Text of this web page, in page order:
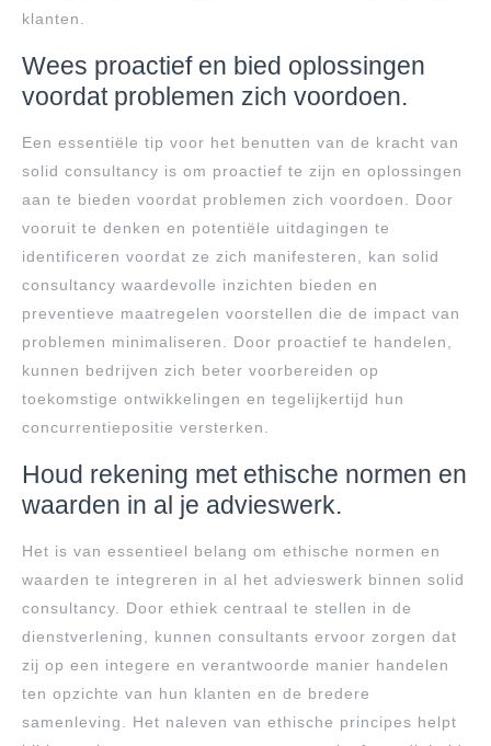
klanten.
Wees proactief en bied oplossingen
voordat problemen zich voordoen.
Een essentiële tip voor het benutten van de kracht van
solid consultancy is om proactief te zijn en oplossingen
aan te bieden voordat problemen zich voordoen. Door
vooruit te denken en potentiële uitdagingen te
identificeren voordat ze zich manifesteren, kan solid
consultancy waardevolle inzichten bieden en
preventieve maatregelen voorstellen die de impact van
problemen minimaliseren. Door proactief te handelen,
kunnen bedrijven zich beter voorbereiden op
toekomstige ontwikkelingen en tegelijkertijd hun
concurrentiepositie versterken.
Houd rekening met ethische normen en
waarden in al je advieswerk.
Het is van essentieel belang om ethische normen en
waarden te integreren in al het advieswerk binnen solid
consultancy. Door ethiek centraal te stellen in de
dienstverlening, kunnen consultants ervoor zorgen dat
zij op een integere en verantwoorde manier handelen
ten opzichte van hun klanten en de bredere
samenleving. Het naleven van ethische principes helpt